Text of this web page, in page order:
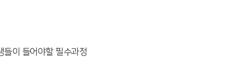
들이 들어야할 필수과정